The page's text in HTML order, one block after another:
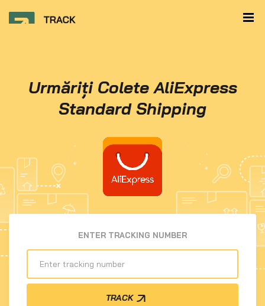
Urmăriți Colete AliExpress
Standard Shipping
ENTER TRACKING NUMBER
TRACK